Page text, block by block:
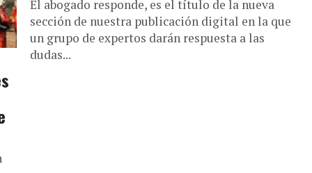
El abogado responde, es el título de la nueva
sección de nuestra publicación digital en la que
un grupo de expertos darán respuesta a las
dudas...